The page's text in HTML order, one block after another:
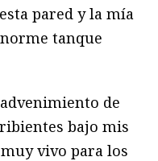
pared y la mía
tanque
de
bajo mis
vivo para los